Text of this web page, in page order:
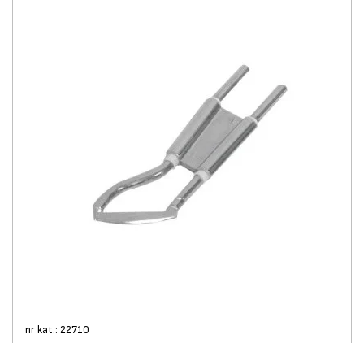
nr kat.: 22710